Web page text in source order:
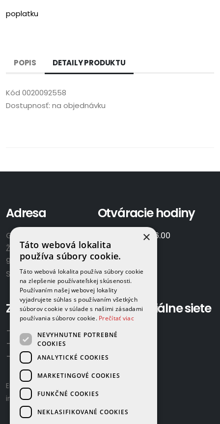
poplatku
POPIS DETAILY PRODUKTU
Kód 0020092558
Dostupnosť: na objednávku
Adresa
GAMAPLYN s.r.o.
Železničná 570/8
922 02 Krakovany
Slovensko
Otváracie hodiny
7.00 - 16.00
So:
Zavolajte nám:
+421 918 524 702
+421 907 958 768
+421 948 615 083
Email us:
info@gamaplyn.sk
Sociálne siete
×
Táto webová lokalita
používa súbory cookie.
Táto webová lokalita používa súbory cookie
na zlepšenie používateľskej skúsenosti.
Používaním našej webovej lokality
vyjadrujete súhlas s používaním všetkých
súborov cookie v súlade s našimi zásadami
používania súborov cookie. Prečítať viac
NEVYHNUTNE POTREBNÉ
COOKIES
ANALYTICKÉ COOKIES
MARKETINGOVÉ COOKIES
FUNKČNÉ COOKIES
NEKLASIFIKOVANÉ COOKIES